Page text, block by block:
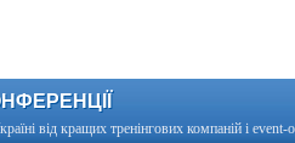
від кращих тренінгових компаній і event-